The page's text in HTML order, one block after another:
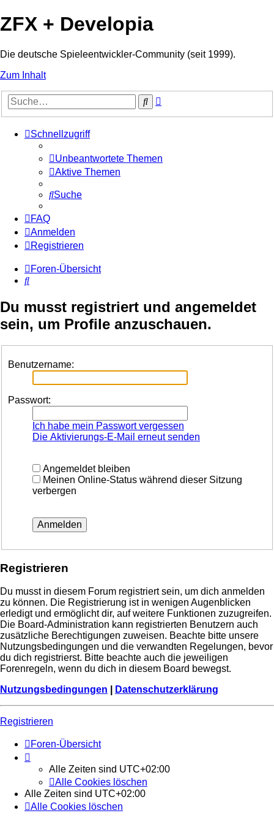
ZFX + Developia
Die deutsche Spieleentwickler-Community (seit 1999).
Zum Inhalt
Suche
Schnellzugriff
Unbeantwortete Themen
Aktive Themen
Suche
FAQ
Anmelden
Registrieren
Foren-Übersicht
Suche
Du musst registriert und angemeldet
sein, um Profile anzuschauen.
Benutzername:
Passwort:
Ich habe mein Passwort vergessen
Die Aktivierungs-E-Mail erneut senden
Angemeldet bleiben
Meinen Online-Status während dieser Sitzung
verbergen
Registrieren
Du musst in diesem Forum registriert sein, um dich anmelden
zu können. Die Registrierung ist in wenigen Augenblicken
erledigt und ermöglicht dir, auf weitere Funktionen zuzugreifen.
Die Board-Administration kann registrierten Benutzern auch
zusätzliche Berechtigungen zuweisen. Beachte bitte unsere
Nutzungsbedingungen und die verwandten Regelungen, bevor
du dich registrierst. Bitte beachte auch die jeweiligen
Forenregeln, wenn du dich in diesem Board bewegst.
Nutzungsbedingungen
Datenschutzerklärung
Registrieren
Foren-Übersicht
Alle Zeiten sind UTC+02:00
Alle Cookies löschen
Alle Zeiten sind UTC+02:00
Alle Cookies löschen